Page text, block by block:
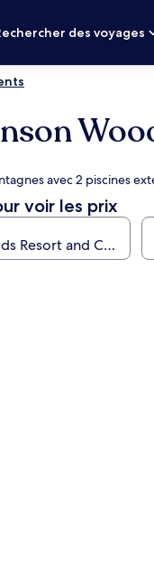
des voyages
avec 2 piscines
voir les prix